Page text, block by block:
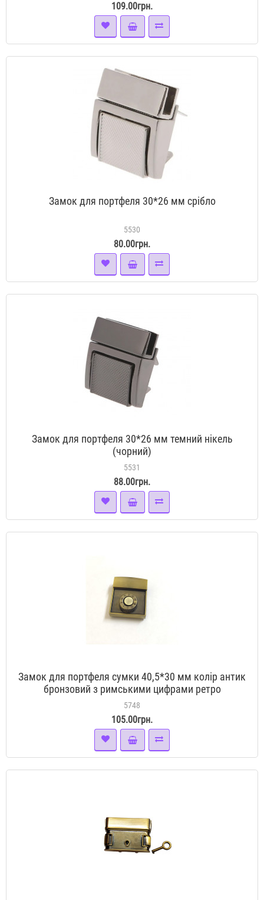
109.00грн.
Замок для портфеля 30*26 мм срібло
5530
80.00грн.
Замок для портфеля 30*26 мм темний нікель
(чорний)
5531
88.00грн.
Замок для портфеля сумки 40,5*30 мм колір антик
бронзовий з римськими цифрами ретро
5748
105.00грн.